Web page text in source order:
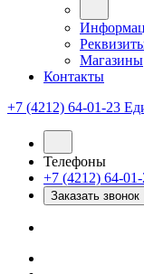
Магазины
Контакты
+7 (4212) 64-01-23
Телефоны
+7 (4212) 64-
Заказать звонок